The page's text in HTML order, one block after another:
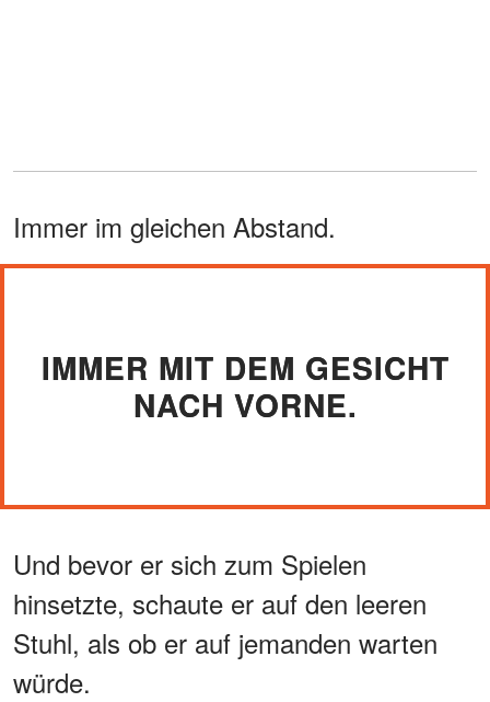
Immer im gleichen Abstand.
IMMER MIT DEM GESICHT
NACH VORNE.
Und bevor er sich zum Spielen
hinsetzte, schaute er auf den leeren
Stuhl, als ob er auf jemanden warten
würde.